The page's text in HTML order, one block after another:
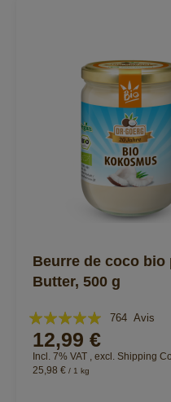
Beurre de coco
Butter, 500 g
Évaluation:
99%
764 Avis
12,99 €
Incl. 7% VAT excl. Shipping
25,98 € / 1 kg